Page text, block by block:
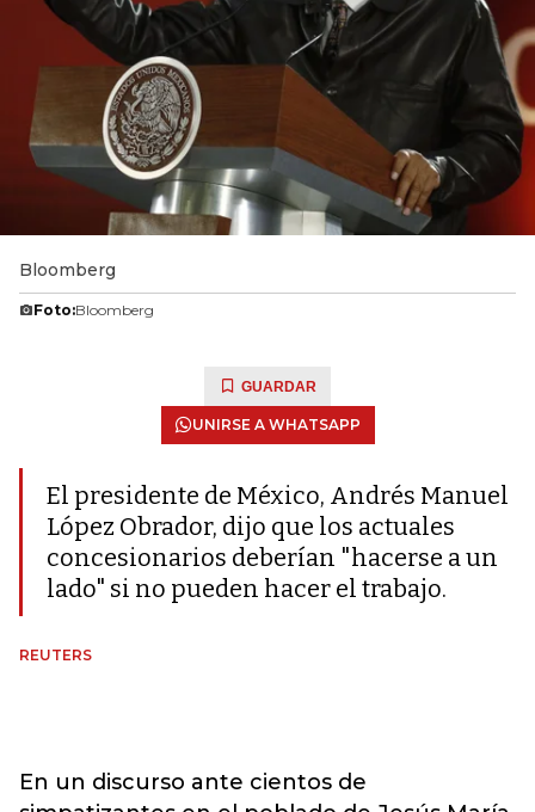
Bloomberg
Foto:Bloomberg
GUARDAR
UNIRSE A WHATSAPP
El presidente de México, Andrés Manuel
López Obrador, dijo que los actuales
concesionarios deberían "hacerse a un
lado" si no pueden hacer el trabajo.
REUTERS
En un discurso ante cientos de